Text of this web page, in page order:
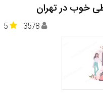
خوب در تهران
5 3578